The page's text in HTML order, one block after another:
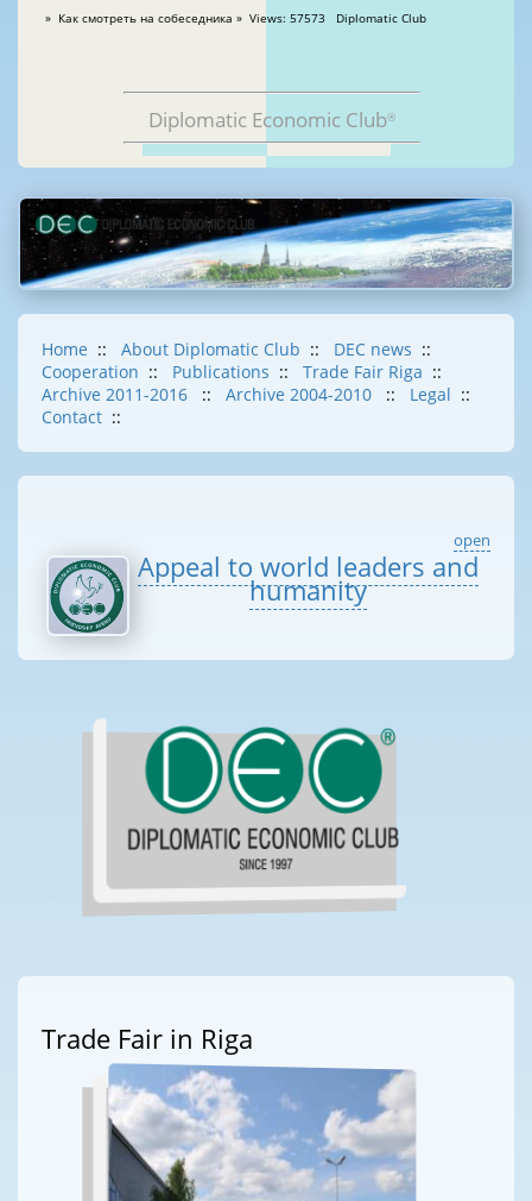
» Как смотреть на собеседника » Views: 57573 Diplomatic Club
Diplomatic Economic Club®
Home :: About Diplomatic Club :: DEC news ::
Cooperation :: Publications :: Trade Fair Riga ::
Archive 2011-2016
:: Archive 2004-2010 :: Legal ::
Contact ::
open
Appeal to world leaders and
humanity
Trade Fair in Riga